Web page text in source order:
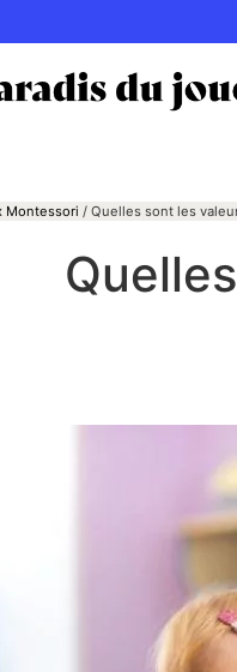
Montessori / Quelles sont les